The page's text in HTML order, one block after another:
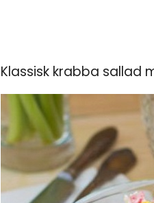
Klassisk krabba sallad